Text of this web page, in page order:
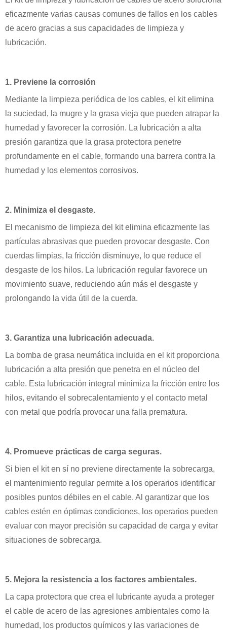
eficazmente varias causas comunes de fallos en los cables
de acero gracias a sus capacidades de limpieza y
lubricación.
1. Previene la corrosión
Mediante la limpieza periódica de los cables, el kit elimina
la suciedad, la mugre y la grasa vieja que pueden atrapar la
humedad y favorecer la corrosión. La lubricación a alta
presión garantiza que la grasa protectora penetre
profundamente en el cable, formando una barrera contra la
humedad y los elementos corrosivos.
2. Minimiza el desgaste.
El mecanismo de limpieza del kit elimina eficazmente las
partículas abrasivas que pueden provocar desgaste. Con
cuerdas limpias, la fricción disminuye, lo que reduce el
desgaste de los hilos. La lubricación regular favorece un
movimiento suave, reduciendo aún más el desgaste y
prolongando la vida útil de la cuerda.
3. Garantiza una lubricación adecuada.
La bomba de grasa neumática incluida en el kit proporciona
lubricación a alta presión que penetra en el núcleo del
cable. Esta lubricación integral minimiza la fricción entre los
hilos, evitando el sobrecalentamiento y el contacto metal
con metal que podría provocar una falla prematura.
4. Promueve prácticas de carga seguras.
Si bien el kit en sí no previene directamente la sobrecarga,
el mantenimiento regular permite a los operarios identificar
posibles puntos débiles en el cable. Al garantizar que los
cables estén en óptimas condiciones, los operarios pueden
evaluar con mayor precisión su capacidad de carga y evitar
situaciones de sobrecarga.
5. Mejora la resistencia a los factores ambientales.
La capa protectora que crea el lubricante ayuda a proteger
el cable de acero de las agresiones ambientales como la
humedad, los productos químicos y las variaciones de